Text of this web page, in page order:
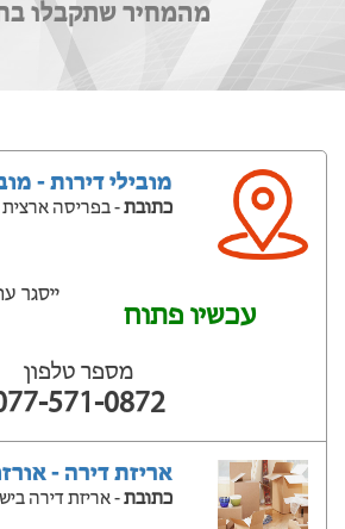
מהמחיר שתקבלו
מובילי דירות -
כתובת- בפריסה ארצית
עכשיו פתוח
מספר טלפון
571-0872
אריזת דירה -
כתובת- אריזת דירה